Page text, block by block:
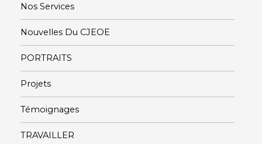
Nos Services
Nouvelles Du CJEOE
PORTRAITS
Projets
Témoignages
TRAVAILLER